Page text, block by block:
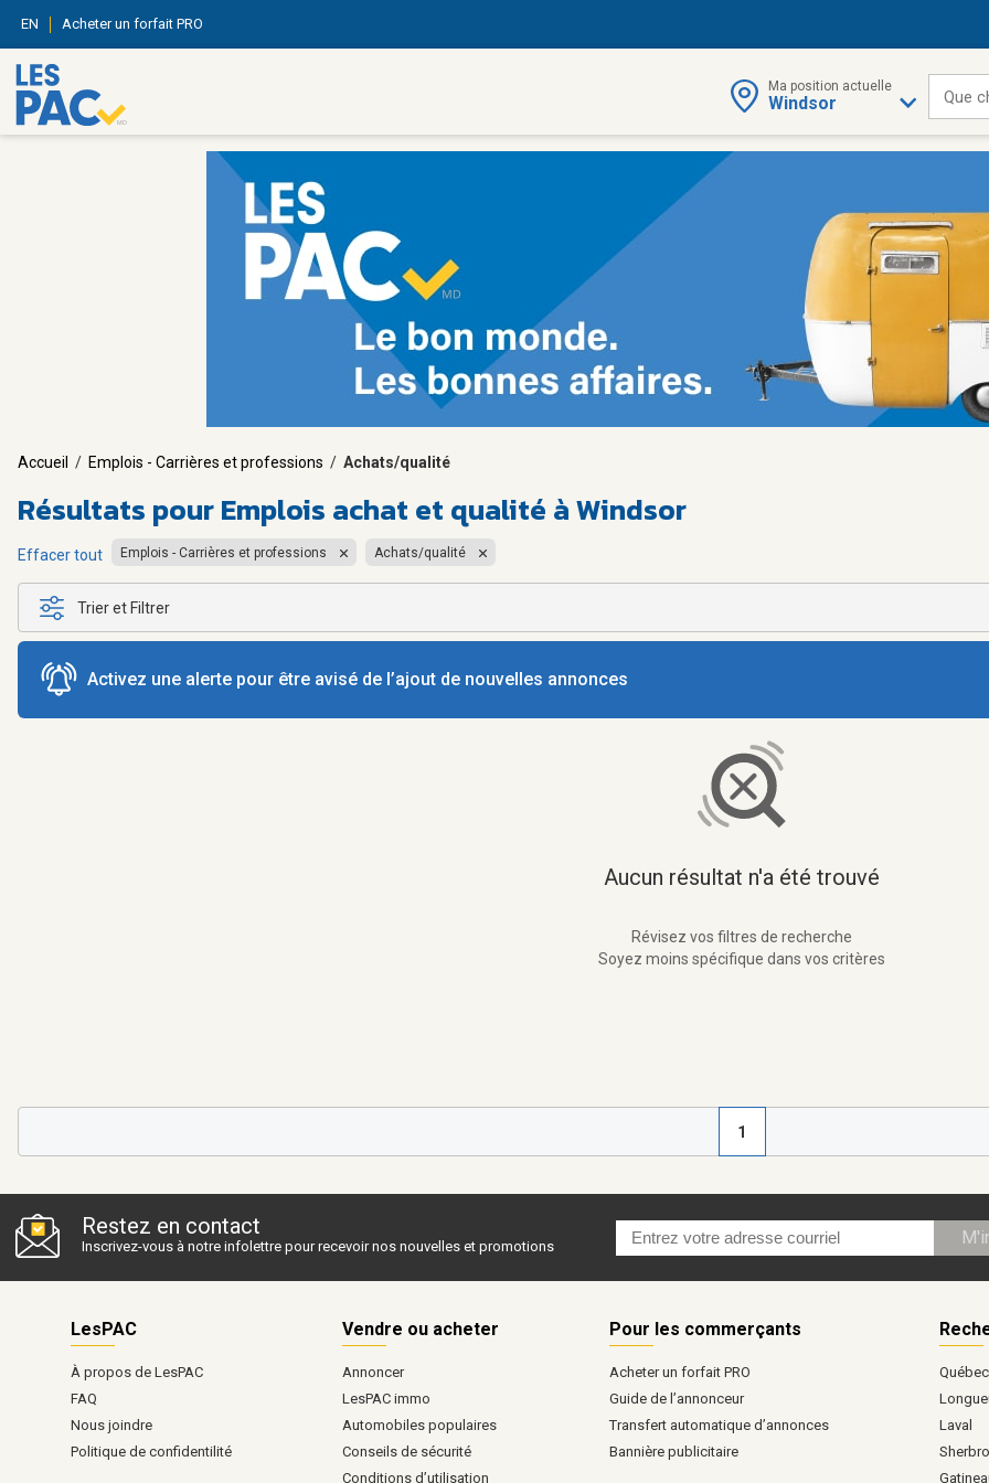
EN Acheter un forfait PRO
Ma position actuelle
Windsor Que
Accueil / Emplois - Carrières et professions / Achats/qualité
Résultats pourEmplois achat et qualité à Windsor
Effacer tout Emplois - Carrières et professions Achats/qualité
Trier et Filtrer
Activez une alerte pour être avisé de l’ajout de nouvelles annonces
Aucun résultat n'a été trouvé
Révisez vos filtres de recherche
Soyez moins spécifique dans vos critères
1
Restez en contact
Inscrivez-vous à notre infolettre pour recevoir nos nouvelles et promotions
LesPAC
À propos de LesPAC
FAQ
Nous joindre
Politique de confidentilité
Vendre ou acheter
Annoncer
LesPAC immo
Automobiles populaires
Conseils de sécurité
Conditions d’utilisation
Pour les commerçants
Acheter un forfait PRO
Guide de l’annonceur
Transfert automatique d’annonces
Bannière publicitaire
Québec
Laval